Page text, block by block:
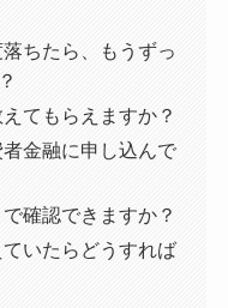
ちたら、もうずっ
てもらえますか？
金融に申し込んで
確認できますか？
いたらどうすれば